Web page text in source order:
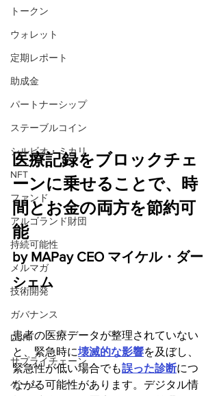
トークン
ウォレット
定期レポート
助成金
パートナーシップ
ステーブルコイン
シルビオ・ミカリ
NFT
ファンド
アルゴランド財団
持続可能性
メルマガ
技術開発
ガバナンス
DeFi
サプライチェーン
ゲーム
医療記録をブロックチェ
ーンに乗せることで、時
間とお金の両方を節約可
能
by MAPay CEO マイケル・ダー
シェム
患者の医療データが整理されていない
と、緊急時に壊滅的な影響を及ぼし、
緊急性が低い場合でも誤った診断につ
ながる可能性があります。デジタル情